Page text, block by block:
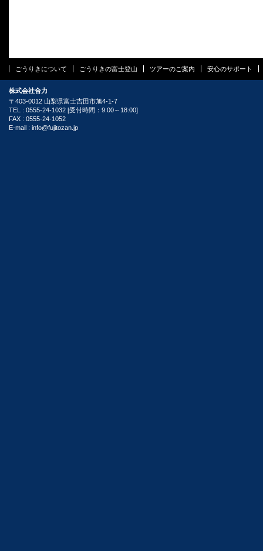
ごうりきについて ごうりきの富士登山 ツアーのご案内 安心のサポート
株式会社合力
〒403-0012 山梨県富士吉田市旭4-1-7
TEL : 0555-24-1032 [受付時間：9:00～18:00]
FAX : 0555-24-1052
E-mail : info@fujitozan.jp